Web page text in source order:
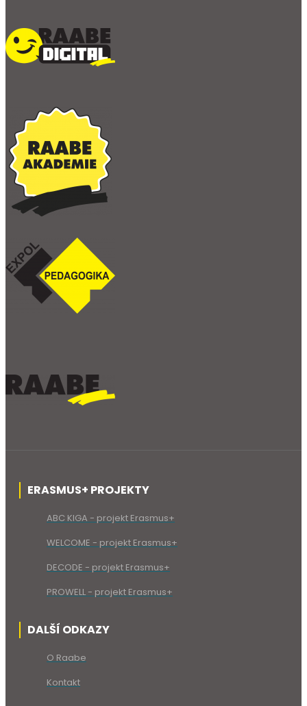
ERASMUS+ PROJEKTY
ABC KIGA - projekt Erasmus+
WELCOME - projekt Erasmus+
DECODE - projekt Erasmus+
PROWELL - projekt Erasmus+
DALŠÍ ODKAZY
O Raabe
Kontakt